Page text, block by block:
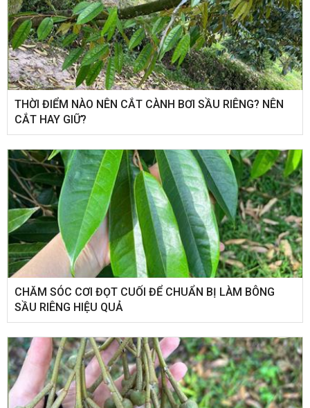
THỜI ĐIỂM NÀO NÊN CẮT CÀNH BƠI SẦU RIÊNG? NÊN
CẮT HAY GIỮ?
CHĂM SÓC CƠI ĐỌT CUỐI ĐỂ CHUẨN BỊ LÀM BÔNG
SẦU RIÊNG HIỆU QUẢ